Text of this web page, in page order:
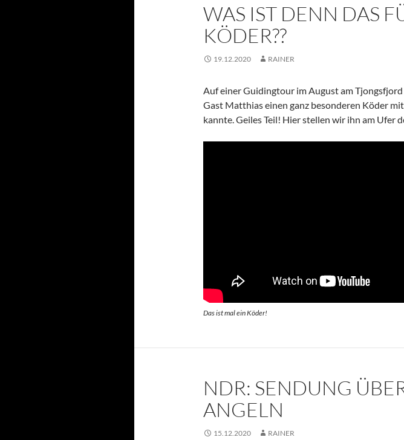
WAS IST DENN DAS
KÖDER??
19.12.2020 RAINER
Auf einer Guidingtour im August am
Gast Matthias einen ganz besonderen Köder
kannte. Geiles Teil! Hier stellen wir ihn am Ufer
Das ist mal ein Köder!
NDR: SENDUNG
ANGELN
15.12.2020 RAINER